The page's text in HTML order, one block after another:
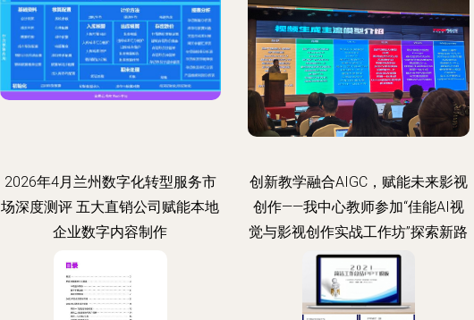
2026年4月兰州数字化转型服务市
场深度测评 五大直销公司赋能本地
企业数字内容制作
创新教学融合AIGC，赋能未来影视
创作——我中心教师参加“佳能AI视
觉与影视创作实战工作坊”探索新路
径